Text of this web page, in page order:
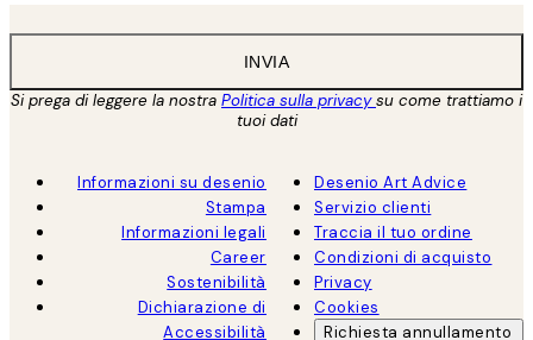
INVIA
Si prega di leggere la nostra Politica sulla privacysu come trattiamo i
tuoi dati
Informazioni su desenio
Stampa
Informazioni legali
Career
Sostenibilità
Dichiarazione di
Accessibilità
Desenio Art Advice
Servizio clienti
Traccia il tuo ordine
Condizioni di acquisto
Privacy
Cookies
Richiesta annullamento